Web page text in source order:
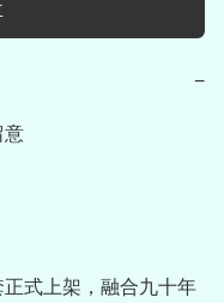
−
意
式上架，融合九十年